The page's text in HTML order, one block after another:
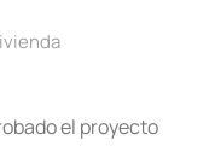
el proyecto